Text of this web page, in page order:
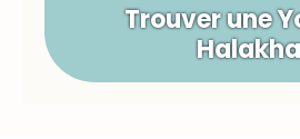
Trouver une
Halakha